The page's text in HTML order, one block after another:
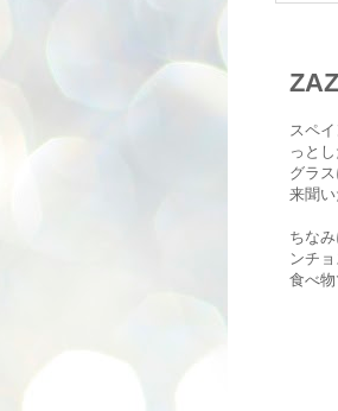
スペ
っと
グラ
来聞
ちな
ンチ
食べ物